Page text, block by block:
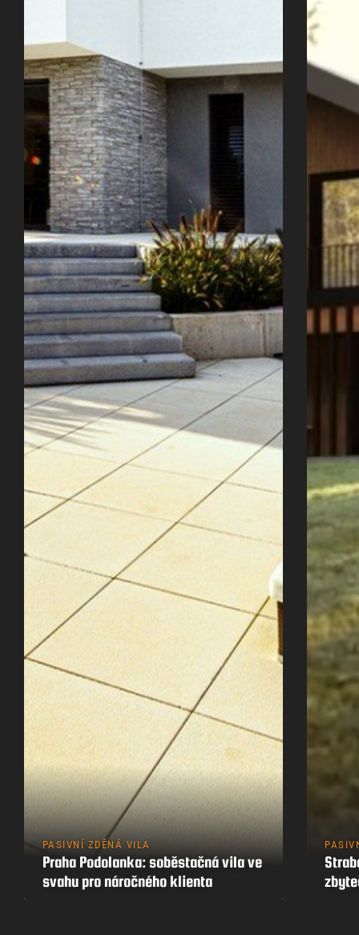
Úvod
Naše služby
Reference
Průvodce stavbou
O ateliéru
Řekli o nás
Kontakty
PASIVNÍ ZDĚNÁ VILA
Praha Podolanka: soběstačná vila ve
svahu pro náročného klienta